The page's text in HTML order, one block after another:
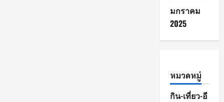
มกราคม
2025
หมวดหมู่
กิน-เที่ยว-อี